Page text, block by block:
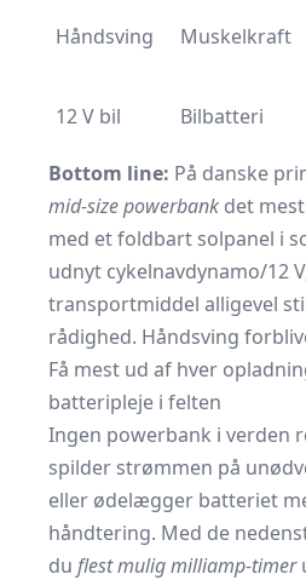
Håndsving Muskelkraft
12 V bil Bilbatteri
Bottom line: På danske
mid-size powerbank det
med et foldbart solpanel i
udnyt cykelnavdynamo/12
transportmiddel alligevel
rådighed. Håndsving
Få mest ud af hver
batteripleje i felten
Ingen powerbank i verden
spilder strømmen på
eller ødelægger batteriet
håndtering. Med de
du flest mulig milliamp-timer